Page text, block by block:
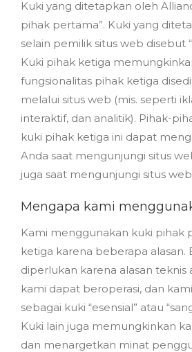
Kuki yang ditetapkan oleh
pihak pertama”. Kuki yang
selain pemilik situs web disebut
Kuki pihak ketiga
fungsionalitas pihak ketiga
melalui situs web (mis. seperti
interaktif, dan analitik). Pihak-
kuki pihak ketiga ini dapat
Anda saat mengunjungi situs
juga saat mengunjungi situs
Mengapa kami
Kami menggunakan kuki pihak
ketiga karena beberapa alasan.
diperlukan karena alasan teknis
kami dapat beroperasi, dan
sebagai kuki “esensial” atau
Kuki lain juga memungkinkan
dan menargetkan minat